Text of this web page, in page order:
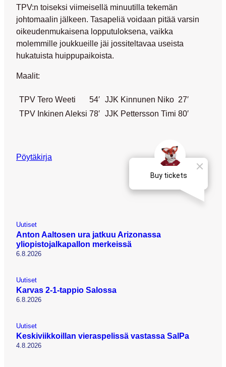
TPV:n toiseksi viimeisellä minuutilla tekemän
johtomaalin jälkeen. Tasapeliä voidaan pitää varsin
oikeudenmukaisena lopputuloksena, vaikka
molemmille joukkueille jäi jossiteltavaa useista
hukatuista huippupaikoista.
Maalit:
TPV Tero Weeti
54′
TPV Inkinen Aleksi 78′
JJK Kinnunen Niko 27′
JJK Pettersson Timi 80′
Pöytäkirja
Uutiset
Anton Aaltosen ura jatkuu Arizonassa
yliopistojalkapallon merkeissä
6.8.2026
Uutiset
Karvas 2-1-tappio Salossa
6.8.2026
Uutiset
Keskiviikkoillan vieraspelissä vastassa SalPa
4.8.2026